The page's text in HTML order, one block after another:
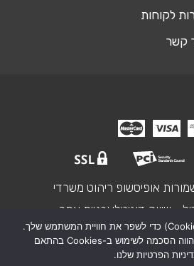
שולחן מזכירה יוקרתי דגם Rondo מחיר מחושב:
לקוחות
קשר
אופיסשופ ריהוט משרדי
- שיווק דיגיטלי ובניית אתר
אנו משתמשים בעוגיות (Cookies) כדי לשפר את חוויית המשתמש שלך.
המשך הגלישה באתר מהווה הסכמה לשימוש ב-Cookies בהתאם
הפרטיות שלנו.